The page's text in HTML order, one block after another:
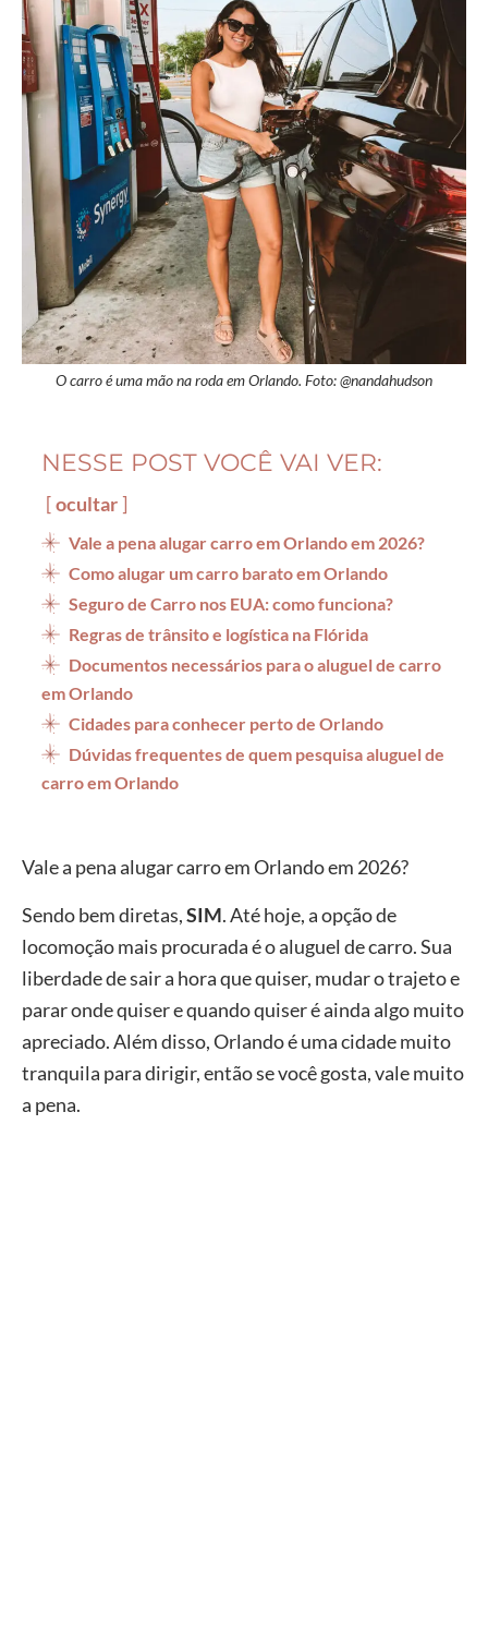
O carro é uma mão na roda em Orlando. Foto: @nandahudson
NESSE POST VOCÊ VAI VER:
ocultar
Vale a pena alugar carro em Orlando em 2026?
Como alugar um carro barato em Orlando
Seguro de Carro nos EUA: como funciona?
Regras de trânsito e logística na Flórida
Documentos necessários para o aluguel de carro
em Orlando
Cidades para conhecer perto de Orlando
Dúvidas frequentes de quem pesquisa aluguel de
carro em Orlando
Vale a pena alugar carro em Orlando em 2026?
Sendo bem diretas,SIM. Até hoje, a opção de
locomoção mais procurada é o aluguel de carro. Sua
liberdade de sair a hora que quiser, mudar o trajeto e
parar onde quiser e quando quiser é ainda algo muito
apreciado. Além disso, Orlando é uma cidade muito
tranquila para dirigir, então se você gosta, vale muito
a pena.